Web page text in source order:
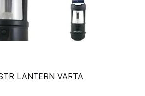
LANTERN VARTA